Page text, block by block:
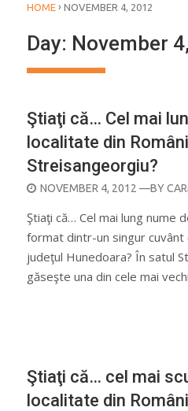
HOME › NOVEMBER 4, 2012
Day: November
Ştiaţi că… Cel mai
localitate din
Streisangeorgiu?
POSTED
NOVEMBER 4, 2012 —BY
Ştiaţi că… Cel mai lung nume
format dintr-un singur
judeţul Hunedoara? În satul
găseşte una din cele mai
Ştiaţi că… cel mai
localitate din